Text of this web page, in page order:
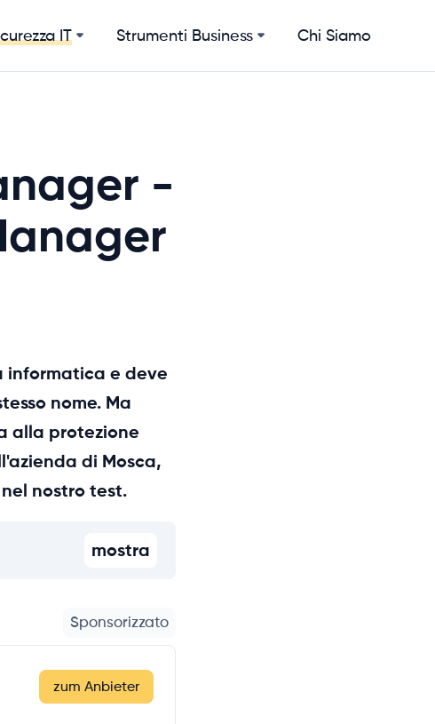
IT Strumenti Business Chi Siamo
-
informatica e deve
nome. Ma
alla protezione
di Mosca,
nostro test.
mostra
Sponsorizzato
zum Anbieter